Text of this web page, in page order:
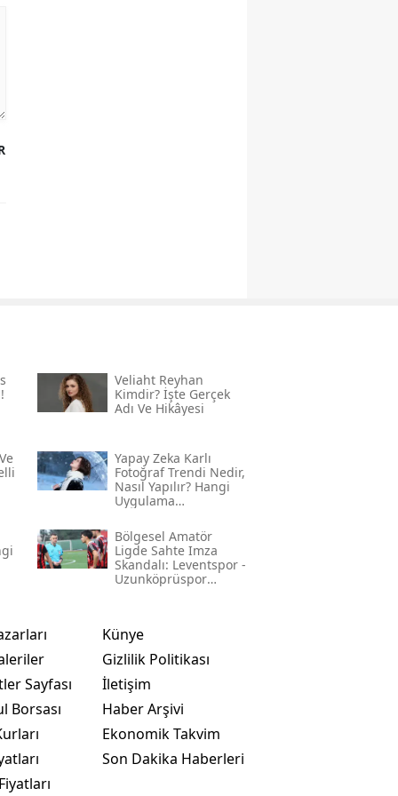
Veliaht Reyhan
Kimdir? İşte Gerçek
Adı Ve Hikâyesi
Yapay Zeka Karlı
Fotoğraf Trendi Nedir,
Nasıl Yapılır? Hangi
Uygulama
Adım Adım Rehber
Bölgesel Amatör
Ligde Sahte Imza
Skandalı: Leventspor -
Uzunköprüspor
Sayfası
Borsası
Künye
Gizlilik Politikası
İletişim
Haber Arşivi
Ekonomik Takvim
Son Dakika Haberleri